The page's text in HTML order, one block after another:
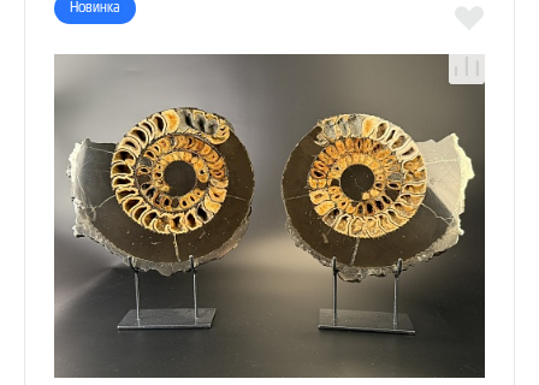
Новинка